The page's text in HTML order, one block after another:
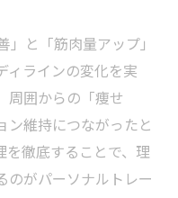
と「筋肉量アップ」
ィラインの変化を実
周囲からの「痩せ
ン維持につながったと
を徹底することで、理
のがパーソナルトレー